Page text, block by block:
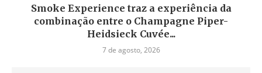
Smoke Experience traz a experiência da
combinação entre o Champagne Piper-
Heidsieck Cuvée...
7 de agosto, 2026